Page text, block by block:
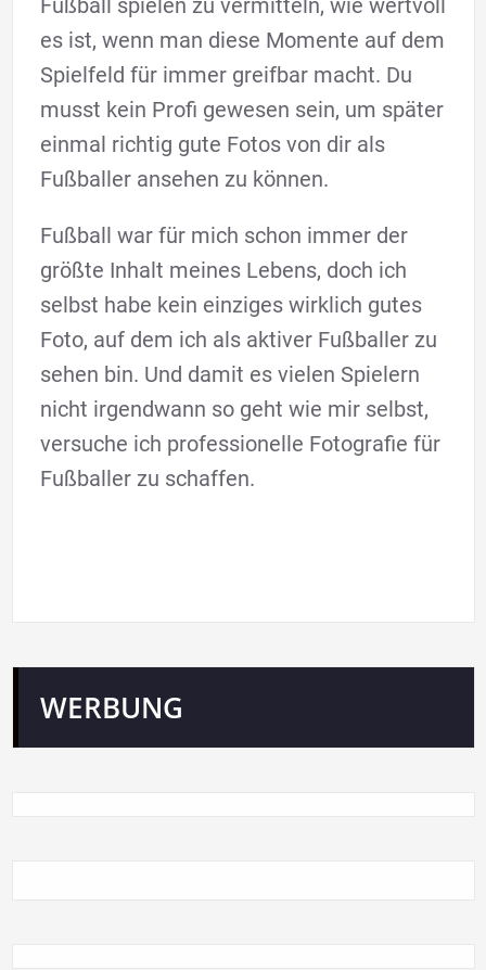
Fußball spielen zu vermitteln, wie wertvoll
es ist, wenn man diese Momente auf dem
Spielfeld für immer greifbar macht. Du
musst kein Profi gewesen sein, um später
einmal richtig gute Fotos von dir als
Fußballer ansehen zu können.
Fußball war für mich schon immer der
größte Inhalt meines Lebens, doch ich
selbst habe kein einziges wirklich gutes
Foto, auf dem ich als aktiver Fußballer zu
sehen bin. Und damit es vielen Spielern
nicht irgendwann so geht wie mir selbst,
versuche ich professionelle Fotografie für
Fußballer zu schaffen.
WERBUNG